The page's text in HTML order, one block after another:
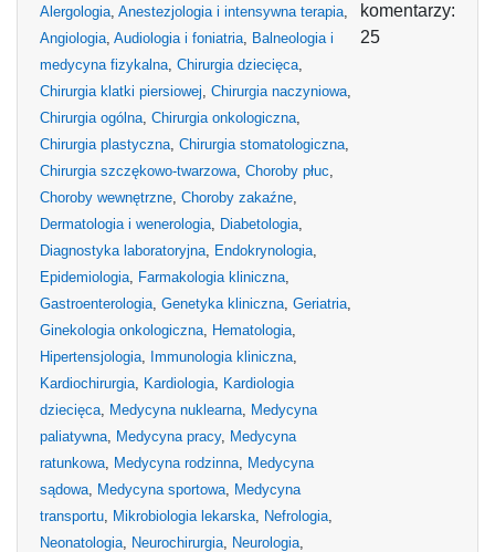
Alergologia, Anestezjologia i intensywna terapia,
Angiologia, Audiologia i foniatria, Balneologia i
medycyna fizykalna, Chirurgia dziecięca,
Chirurgia klatki piersiowej, Chirurgia naczyniowa,
Chirurgia ogólna, Chirurgia onkologiczna,
Chirurgia plastyczna, Chirurgia stomatologiczna,
Chirurgia szczękowo-twarzowa, Choroby płuc,
Choroby wewnętrzne, Choroby zakaźne,
Dermatologia i wenerologia, Diabetologia,
Diagnostyka laboratoryjna, Endokrynologia,
Epidemiologia, Farmakologia kliniczna,
Gastroenterologia, Genetyka kliniczna, Geriatria,
Ginekologia onkologiczna, Hematologia,
Hipertensjologia, Immunologia kliniczna,
Kardiochirurgia, Kardiologia, Kardiologia
dziecięca, Medycyna nuklearna, Medycyna
paliatywna, Medycyna pracy, Medycyna
ratunkowa, Medycyna rodzinna, Medycyna
sądowa, Medycyna sportowa, Medycyna
transportu, Mikrobiologia lekarska, Nefrologia,
Neonatologia, Neurochirurgia, Neurologia,
komentarzy:
25